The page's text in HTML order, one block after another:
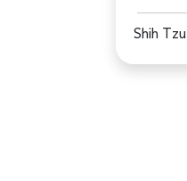
Shih Tzu